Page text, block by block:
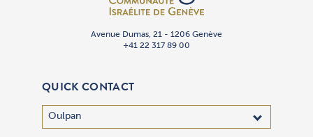
Avenue Dumas, 21 - 1206 Genève
+41 22 317 89 00
QUICK CONTACT